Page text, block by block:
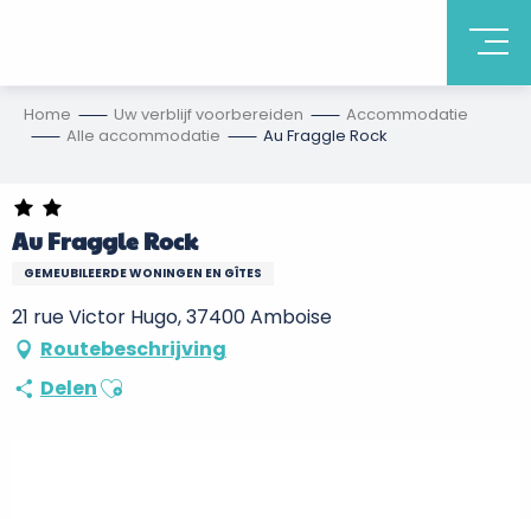
Home Uw verblijf voorbereiden
Accommodatie
Alle accommodatie
Au Fraggle Rock
Au Fraggle Rock
GEMEUBILEERDE WONINGEN EN GÎTES
21 rue Victor Hugo, 37400 Amboise
Routebeschrijving
DelenAjouter aux favoris